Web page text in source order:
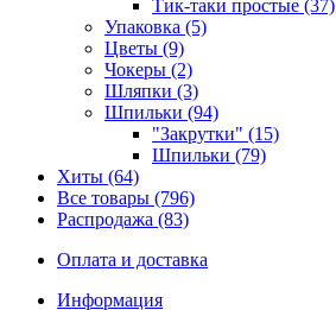
Тик-таки простые (37)
Упаковка (5)
Цветы (9)
Чокеры (2)
Шляпки (3)
Шпильки (94)
"Закрутки" (15)
Шпильки (79)
Хиты (64)
Все товары (796)
Распродажа (83)
Оплата и доставка
Информация